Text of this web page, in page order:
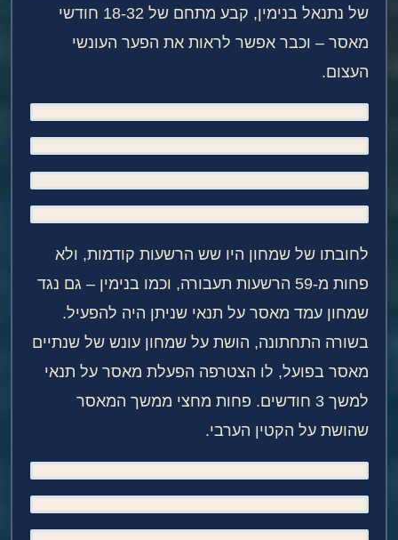
של נתנאל בנימין, קבע מתחם של 18-32 חודשי
מאסר – וכבר אפשר לראות את הפער העונשי
העצום.
לחובתו של שמחון היו שש הרשעות קודמות, ולא
פחות מ-59 הרשעות תעבורה, וכמו בנימין – גם נגד
שמחון עמד מאסר על תנאי שניתן היה להפעיל.
בשורה התחתונה, הושת על שמחון עונש של שנתיים
מאסר בפועל, לו הצטרפה הפעלת מאסר על תנאי
למשך 3 חודשים. פחות מחצי ממשך המאסר
שהושת על הקטין הערבי.